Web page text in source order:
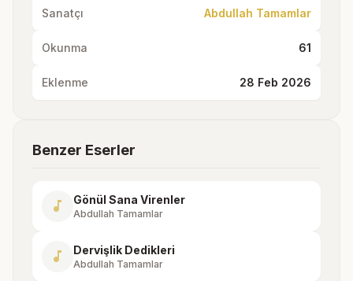
Sanatçı Abdullah Tamamlar
Okunma 61
Eklenme 28 Feb 2026
Benzer Eserler
music_note Gönül Sana Virenler
Abdullah Tamamlar
music_note Dervişlik Dedikleri
Abdullah Tamamlar